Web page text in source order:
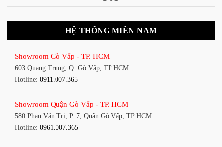
HỆ THỐNG MIỀN NAM
Showroom Gò Vấp - TP. HCM
603 Quang Trung, Q. Gò Vấp, TP HCM
Hotline: 0911.007.365
Showroom Quận Gò Vấp - TP. HCM
580 Phan Văn Trị, P. 7, Quận Gò Vấp, TP HCM
Hotline: 0961.007.365